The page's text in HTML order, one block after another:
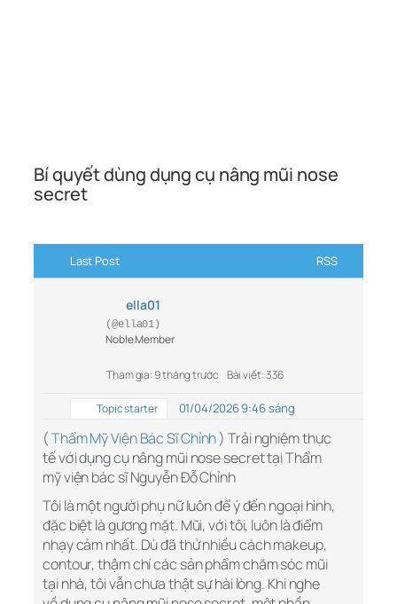
Bí quyết dùng dụng cụ nâng mũi nose
secret
Last Post RSS
ella01
(@ella01)
Noble Member
Tham gia: 9 tháng trước Bài viết: 336
Topic starter 01/04/2026 9:46 sáng
(Thẩm Mỹ Viện Bác Sĩ Chỉnh) Trải nghiệm thực
tế với dụng cụ nâng mũi nose secret tại Thẩm
mỹ viện bác sĩ Nguyễn Đỗ Chỉnh
Tôi là một người phụ nữ luôn để ý đến ngoại hình,
đặc biệt là gương mặt. Mũi, với tôi, luôn là điểm
nhạy cảm nhất. Dù đã thử nhiều cách makeup,
contour, thậm chí các sản phẩm chăm sóc mũi
tại nhà, tôi vẫn chưa thật sự hài lòng. Khi nghe